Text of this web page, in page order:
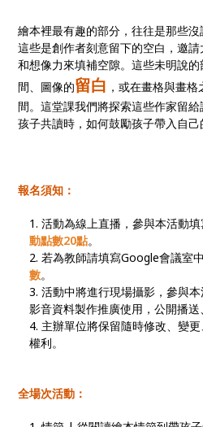
繪本裡最有趣的部分，往往是那些
這些是創作者刻意留下的空白，邀
和想像力來填補空隙。這些未明說
間、圖像的留白 ，或在畫格與畫
間。這堂課我們將探索這些作家留
孩子共讀時，如何鼓勵孩子帶入自己
報名須知：
活動為線上直播，參與本活動
動點數20點。
若為教師請填寫Google會議室
數。
活動中將進行現場攝影，參與
影音資料製作推廣使用，公開播送
主辦單位將保留隨時修改、變
權利。
全場次活動：